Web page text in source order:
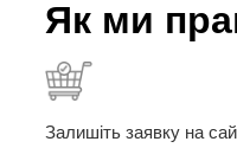
Як ми
Залишіть заявку на